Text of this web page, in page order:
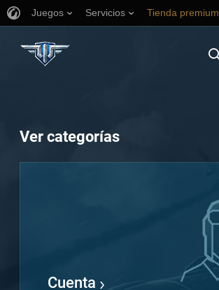
Juegos Servicios Tienda premium
Ver categorías
Cuenta